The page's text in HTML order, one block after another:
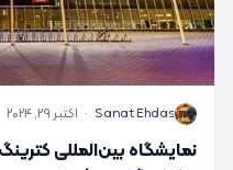
S
Sanat Ehdas
· اکتبر 29, 2024